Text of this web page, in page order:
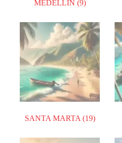
MEDELLÍN (9)
SANTA MARTA (19)